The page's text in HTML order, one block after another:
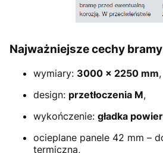
Najważniejsze cechy
wymiary: 3000 × 2250 mm,
design: przetłoczenia M,
wykończenie: gładka
ocieplane panele 42 mm –
termiczna,